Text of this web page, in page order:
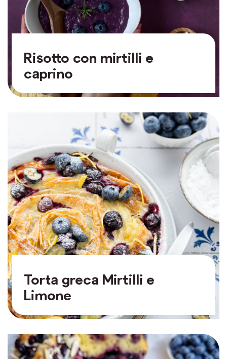
Risotto con mirtilli e
caprino
Torta greca Mirtilli e
Limone